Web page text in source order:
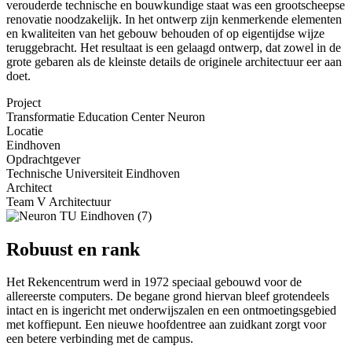
verouderde technische en bouwkundige staat was een grootscheepse
renovatie noodzakelijk. In het ontwerp zijn kenmerkende elementen
en kwaliteiten van het gebouw behouden of op eigentijdse wijze
teruggebracht. Het resultaat is een gelaagd ontwerp, dat zowel in de
grote gebaren als de kleinste details de originele architectuur eer aan
doet.
Project
Transformatie Education Center Neuron
Locatie
Eindhoven
Opdrachtgever
Technische Universiteit Eindhoven
Architect
Team V Architectuur
Robuust en rank
Het Rekencentrum werd in 1972 speciaal gebouwd voor de
allereerste computers. De begane grond hiervan bleef grotendeels
intact en is ingericht met onderwijszalen en een ontmoetingsgebied
met koffiepunt. Een nieuwe hoofdentree aan zuidkant zorgt voor
een betere verbinding met de campus.